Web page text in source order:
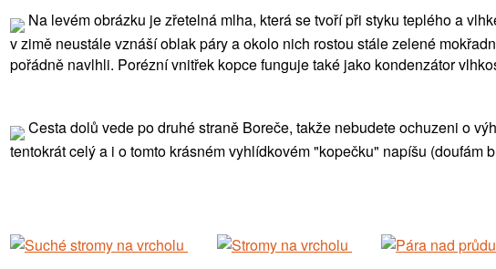
Na levém obrázku je zřetelná mlha, která se tvoří při styku teplého a
v zimě neustále vznáší oblak páry a okolo nich rostou stále zelené
pořádně navlhli. Porézní vnitřek kopce funguje také jako kondenzátor
Cesta dolů vede po druhé straně Boreče, takže nebudete ochuzeni o
tentokrát celý a i o tomto krásném vyhlídkovém "kopečku" napíšu (doufám